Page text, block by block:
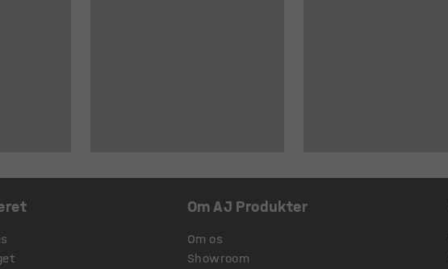
Om AJ Produkter
Om os
Showroom